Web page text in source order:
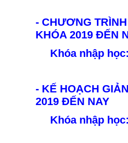
- CHƯƠNG
KHÓA 2019 ĐẾN
Khóa nhập
- KẾ HOẠCH
2019 ĐẾN NAY
Khóa nhập